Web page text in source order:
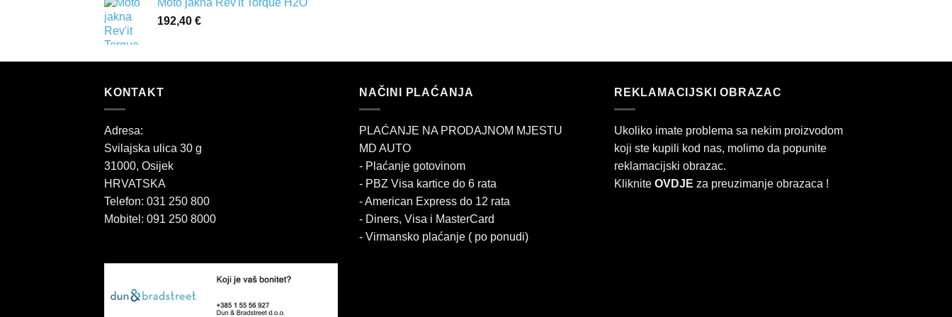
192,40 €
KONTAKT
Adresa:
Svilajska ulica 30 g
31000, Osijek
HRVATSKA
Telefon: 031 250 800
Mobitel: 091 250 8000
NAČINI PLAĆANJA
PLAĆANJE NA PRODAJNOM MJESTU
MD AUTO
- Plaćanje gotovinom
- PBZ Visa kartice do 6 rata
- American Express do 12 rata
- Diners, Visa i MasterCard
- Virmansko plaćanje ( po ponudi)
REKLAMACIJSKI OBRAZAC
Ukoliko imate problema sa nekim proizvodom
koji ste kupili kod nas, molimo da popunite
reklamacijski obrazac.
Kliknite OVDJE za preuzimanje obrazaca !